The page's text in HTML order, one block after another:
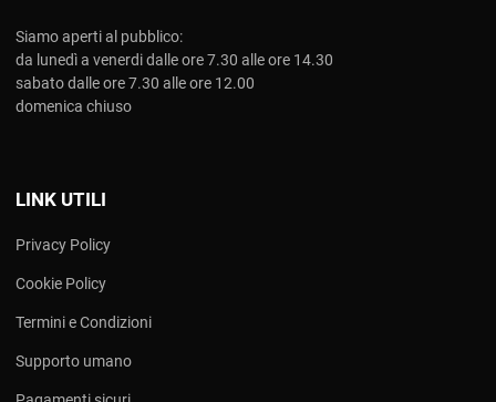
Siamo aperti al pubblico:
da lunedì a venerdi dalle ore 7.30 alle ore 14.30
sabato dalle ore 7.30 alle ore 12.00
domenica chiuso
LINK UTILI
Privacy Policy
Cookie Policy
Termini e Condizioni
Supporto umano